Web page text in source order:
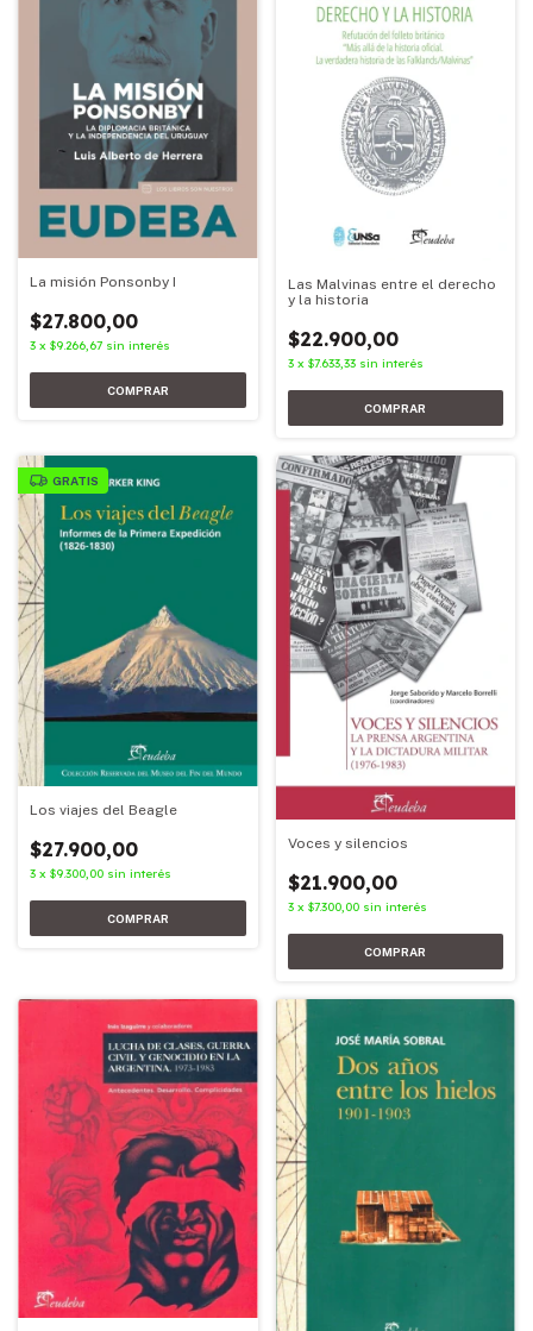
La misión Ponsonby I
$27.800,00
3 x $9.266,67 sin interés
Las Malvinas entre el derecho
y la historia
$22.900,00
3 x $7.633,33 sin interés
GRATIS
Los viajes del Beagle
$27.900,00
3 x $9.300,00 sin interés
Voces y silencios
$21.900,00
3 x $7.300,00 sin interés